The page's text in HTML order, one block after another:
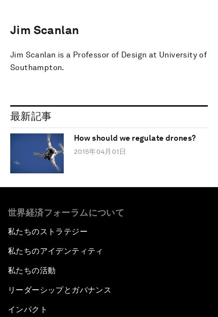
Jim Scanlan
Jim Scanlan is a Professor of Design at University of
Southampton.
最新記事
How should we regulate drones?
2015年04月01日
世界経済フォーラムについて
私たちのストラテジー
私たちのアイデンティティ
私たちの活動
リーダーシップとガバナンス
インパクト